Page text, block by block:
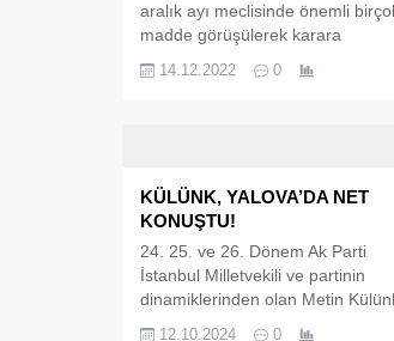
aralık ayı meclisinde önemli
madde görüşülerek karara
Belediyesi’nin aralık ayı meclis
KARAMÜRSEL’DEKİ RİSKLİ
BİNALAR GÜNDEME GELİYOR
Kocaeli
Büyükşehir Belediye Meclisi’nde
İmar ve Bayındırlık
14.12.2022 0
KÜLÜNK, YALOVA’DA NET
KONUŞTU!
24. 25. ve 26. Dönem Ak Parti
İstanbul Milletvekili ve partinin
dinamiklerinden olan Metin
12.10.2024 0